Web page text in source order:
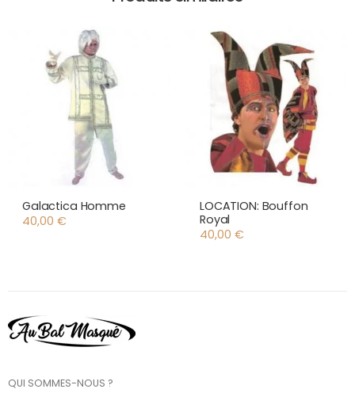
Galactica Homme
40,00 €
LOCATION: Bouffon
Royal
40,00 €
QUI SOMMES-NOUS ?